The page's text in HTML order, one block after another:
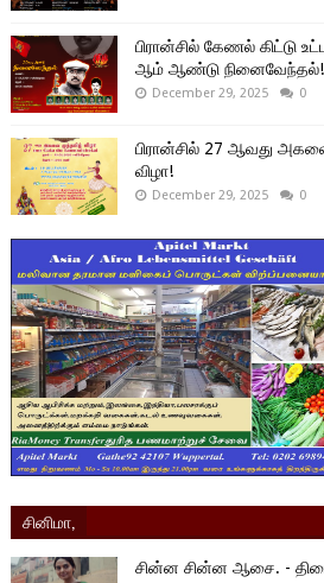
பிரான்சில் கேணல் கிட்டு
ஆம் ஆண்டு நினைவேந்தல்!
December 29, 2025 0
பிரான்சில் 27 ஆவது
விழா!
December 29, 2025 0
சினிமா,
சின்ன சின்ன ஆசை. -